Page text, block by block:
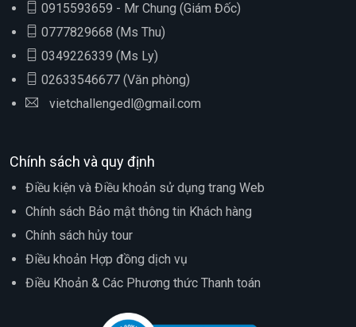
0915593659 - Mr Chung (Giám Đốc)
0777829668 (Ms Thu)
0349226339 (Ms Ly)
02633546677 (Văn phòng)
vietchallengedl@gmail.com
Chính sách và quy định
Điều kiện và Điều khoản sử dụng trang Web
Chính sách Bảo mật thông tin Khách hàng
Chính sách hủy tour
Điều khoản Hợp đồng dịch vụ
Điều Khoản & Các Phương thức Thanh toán